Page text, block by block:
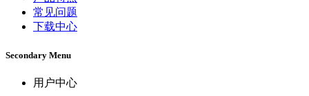
常见问题
下载中心
Secondary Menu
用户中心